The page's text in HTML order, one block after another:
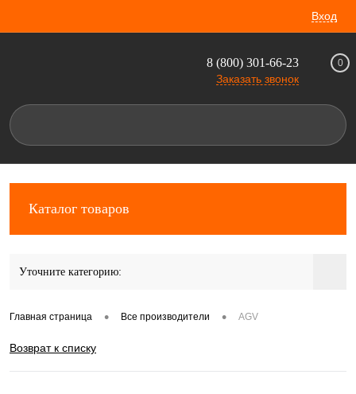
Вход
8 (800) 301-66-23
Заказать звонок
0
Каталог товаров
Уточните категорию:
Главная страница • Все производители • AGV
Возврат к списку